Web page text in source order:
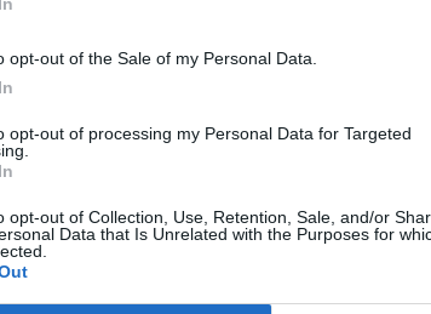
opt-out of the Sale of my Personal Data.
opt-out of processing my Personal Data for Targeted
opt-out of Collection, Use, Retention, Sale, and/or
Data that Is Unrelated with the Purposes for
β' τετραμήνου
εξέτασης μαθημάτων. Συγκεκριμένα,
κατά κανόνα, γραπτή ωριαία
Κοινωνικής και Πολιτικής Αγωγής,
εναλλακτικά, να ανατίθεται σε